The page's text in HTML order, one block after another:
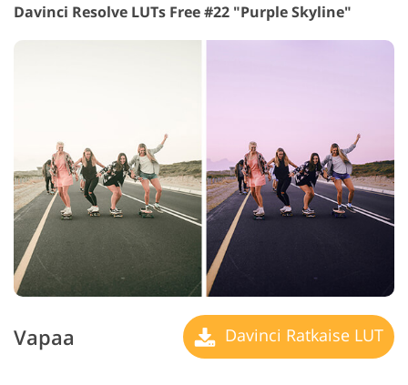
Davinci Resolve LUTs Free #22 "Purple Skyline"
Vapaa Davinci Ratkaise LUT